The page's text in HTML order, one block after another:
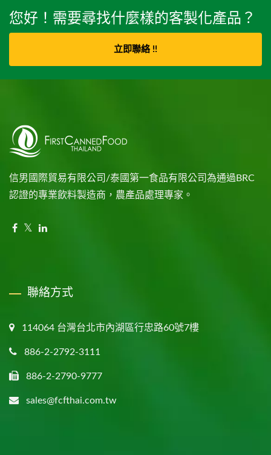
您好！需要尋找什麼樣的客製化產品？
立即聯絡 !!
信男國際貿易有限公司/泰國第一食品有限公司為通過BRC
認證的專業飲料製造商，農產品處理專家。
聯絡方式
114064 台灣台北市內湖區行忠路60號7樓
886-2-2792-3111
886-2-2790-9777
sales@fcfthai.com.tw